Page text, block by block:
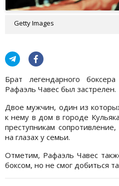
Getty Images
Брат легендарного
Рафаэль Чавес был застрелен.
Двое мужчин, один из
к нему в дом в городе
преступникам
на глазах у семьи.
Отметим, Рафаэль Чавес
боксом, но не смог добиться